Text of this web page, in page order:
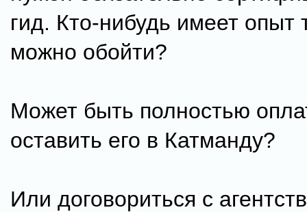
гид. Кто-нибудь имеет опыт
можно обойти?
Может быть полностью
оставить его в Катманду?
Или договориться с